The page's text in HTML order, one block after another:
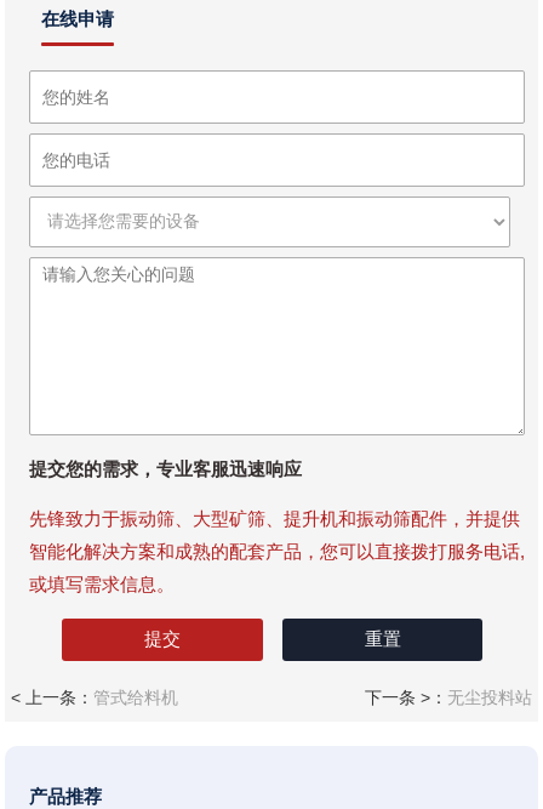
在线申请
提交您的需求，专业客服迅速响应
先锋致力于振动筛、大型矿筛、提升机和振动筛配件，并提供
智能化解决方案和成熟的配套产品，您可以直接拨打服务电话,
或填写需求信息。
< 上一条： 管式给料机 下一条 >： 无尘投料站
产品推荐